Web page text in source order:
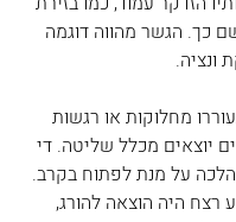
כך. הגשר מהווה דוגמה
ונציה.
מחלוקות או רגשות
יוצאים מכלל שליטה. די
על מנת לפתוח בקרב.
רצח היה הוצאה להורג,